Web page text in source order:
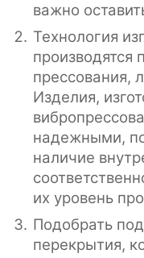
важно
Технология
производятся
прессования,
Изделия,
надежными,
наличие
их уровень
Подобрать
перекрытия,